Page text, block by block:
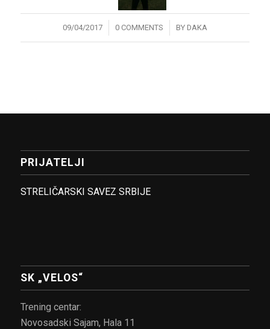
09/04/2017
/ 0 COMMENTS
/ BY DAKA
PRIJATELJI
STRELIČARSKI SAVEZ SRBIJE
SK „VELOS“
Trening centar:
Novosadski Sajam, Hala 11